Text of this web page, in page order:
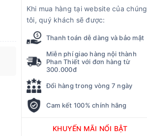
Khi mua hàng tại website của chúng
tôi, quý khách sẽ được:
Thanh toán dễ dàng và bảo mật
Miễn phí giao hàng nội thành
Phan Thiết với đơn hàng từ
300.000đ
Đổi hàng trong vòng 7 ngày
Cam kết 100% chính hãng
KHUYẾN MÃI NỔI BẬT